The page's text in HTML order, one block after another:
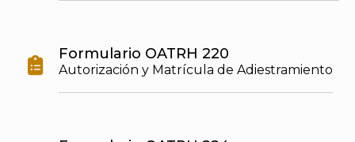

Formulario OATRH 220
Autorización y Matrícula de Adiestramiento